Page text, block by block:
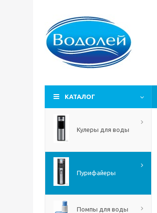
КАТАЛОГ
Кулеры для воды
Пурифайеры
Помпы для воды